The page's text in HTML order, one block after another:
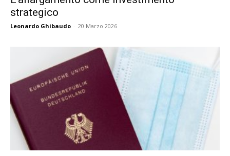
strategico
Leonardo Ghibaudo - 20 Marzo 2026